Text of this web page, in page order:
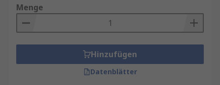
Menge
Hinzufügen
Datenblätter